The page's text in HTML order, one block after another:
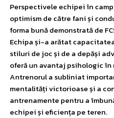
Perspectivele echipei în
optimism de către fani și
forma bună demonstrată de
Echipa și-a arătat
stiluri de joc și de a depăși
oferă un avantaj psihologic
Antrenorul a subliniat
mentalități victorioase și a
antrenamente pentru a
echipei și eficiența pe teren.